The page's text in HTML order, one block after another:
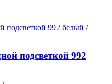
подсветкой 992